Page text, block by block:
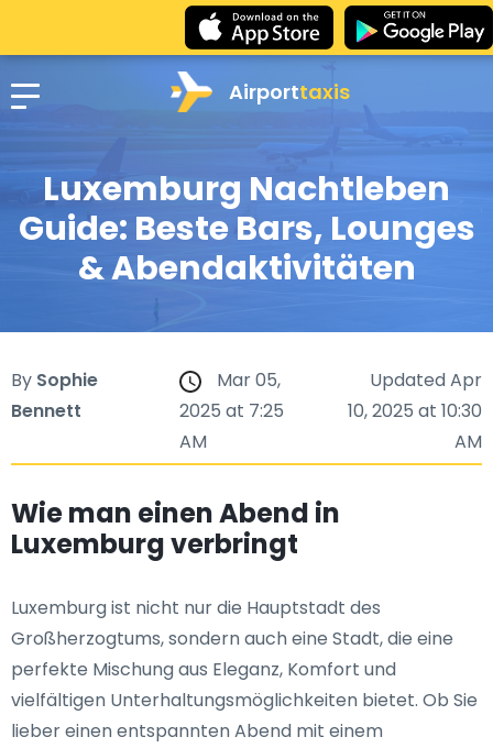
Airporttaxis
Luxemburg Nachtleben
Guide: Beste Bars, Lounges
& Abendaktivitäten
By Sophie
Bennett
Mar 05,
2025 at 7:25
AM
Updated Apr
10, 2025 at 10:30
AM
Wie man einen Abend in
Luxemburg verbringt
Luxemburg ist nicht nur die Hauptstadt des
Großherzogtums, sondern auch eine Stadt, die eine
perfekte Mischung aus Eleganz, Komfort und
vielfältigen Unterhaltungsmöglichkeiten bietet. Ob Sie
lieber einen entspannten Abend mit einem